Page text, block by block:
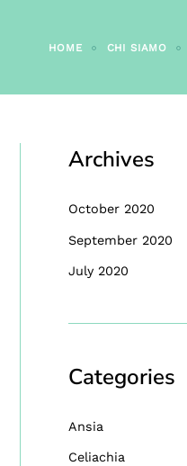
HOME CHI SIAMO
Archives
October 2020
September 2020
July 2020
Categories
Ansia
Celiachia